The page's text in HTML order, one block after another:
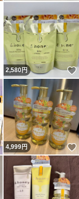
いいね！
2,580円
いいね！
4,999円